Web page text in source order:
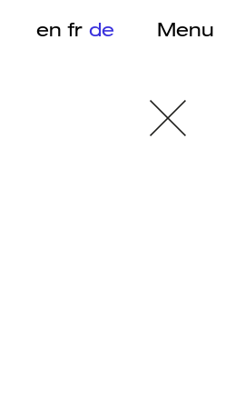
en fr de Menu